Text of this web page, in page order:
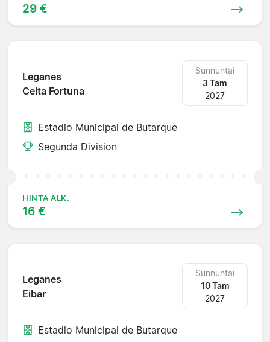
29 €
Leganes
Celta Fortuna
Sunnuntai
3 Tam
2027
Estadio Municipal de Butarque
Segunda Division
HINTA ALK.
16 €
Leganes
Eibar
Sunnuntai
10 Tam
2027
Estadio Municipal de Butarque